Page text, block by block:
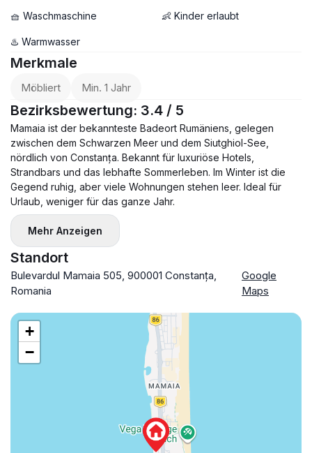
💸 Preis: 550 € / Monat
🧺 Waschmaschine 👶 Kinder erlaubt
♨️ Warmwasser
Merkmale
Möbliert Min. 1 Jahr
Bezirksbewertung: 3.4 / 5
Mamaia ist der bekannteste Badeort Rumäniens, gelegen
zwischen dem Schwarzen Meer und dem Siutghiol-See,
nördlich von Constanța. Bekannt für luxuriöse Hotels,
Strandbars und das lebhafte Sommerleben. Im Winter ist die
Gegend ruhig, aber viele Wohnungen stehen leer. Ideal für
Urlaub, weniger für das ganze Jahr.
Mehr Anzeigen
Standort
Bulevardul Mamaia 505, 900001 Constanța,
Romania
Google
Maps
+
−